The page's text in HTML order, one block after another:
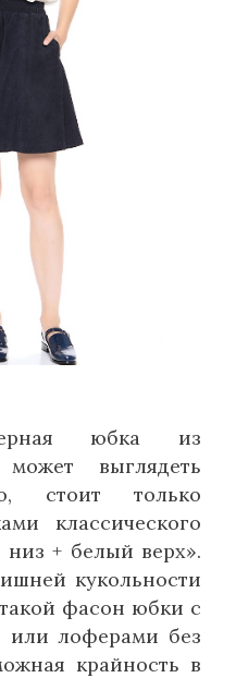
юбка из
выглядеть
стоит только
классического
+ белый верх».
кукольности
фасон юбки с
или лоферами без
крайность в